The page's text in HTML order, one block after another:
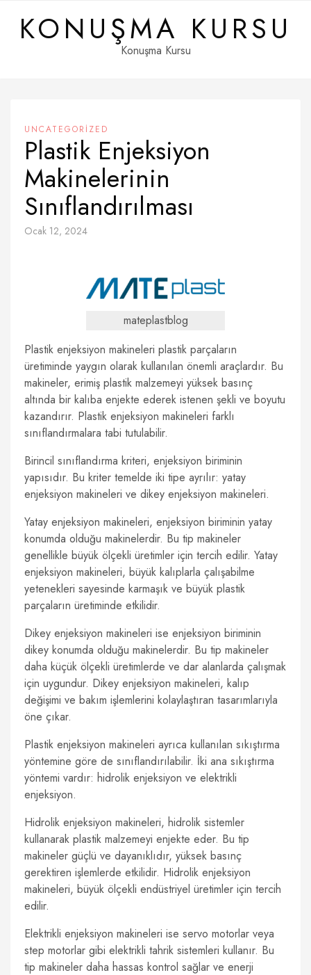
contentKONUŞMA KURSU
Konuşma Kursu
UNCATEGORIZED
Plastik Enjeksiyon
Makinelerinin
Sınıflandırılması
Ocak 12, 2024
mateplastblog
Plastik enjeksiyon makineleri plastik parçaların
üretiminde yaygın olarak kullanılan önemli araçlardır. Bu
makineler, erimiş plastik malzemeyi yüksek basınç
altında bir kalıba enjekte ederek istenen şekli ve boyutu
kazandırır. Plastik enjeksiyon makineleri farklı
sınıflandırmalara tabi tutulabilir.
Birincil sınıflandırma kriteri, enjeksiyon biriminin
yapısıdır. Bu kriter temelde iki tipe ayrılır: yatay
enjeksiyon makineleri ve dikey enjeksiyon makineleri.
Yatay enjeksiyon makineleri, enjeksiyon biriminin yatay
konumda olduğu makinelerdir. Bu tip makineler
genellikle büyük ölçekli üretimler için tercih edilir. Yatay
enjeksiyon makineleri, büyük kalıplarla çalışabilme
yetenekleri sayesinde karmaşık ve büyük plastik
parçaların üretiminde etkilidir.
Dikey enjeksiyon makineleri ise enjeksiyon biriminin
dikey konumda olduğu makinelerdir. Bu tip makineler
daha küçük ölçekli üretimlerde ve dar alanlarda çalışmak
için uygundur. Dikey enjeksiyon makineleri, kalıp
değişimi ve bakım işlemlerini kolaylaştıran tasarımlarıyla
öne çıkar.
Plastik enjeksiyon makineleri ayrıca kullanılan sıkıştırma
yöntemine göre de sınıflandırılabilir. İki ana sıkıştırma
yöntemi vardır: hidrolik enjeksiyon ve elektrikli
enjeksiyon.
Hidrolik enjeksiyon makineleri, hidrolik sistemler
kullanarak plastik malzemeyi enjekte eder. Bu tip
makineler güçlü ve dayanıklıdır, yüksek basınç
gerektiren işlemlerde etkilidir. Hidrolik enjeksiyon
makineleri, büyük ölçekli endüstriyel üretimler için tercih
edilir.
Elektrikli enjeksiyon makineleri ise servo motorlar veya
step motorlar gibi elektrikli tahrik sistemleri kullanır. Bu
tip makineler daha hassas kontrol sağlar ve enerji